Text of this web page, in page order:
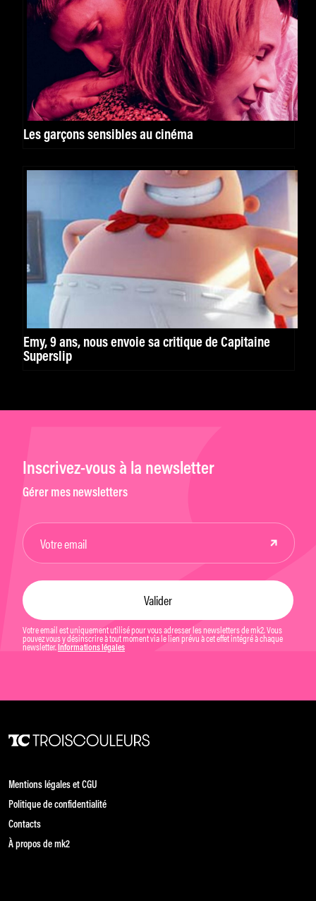
Les garçons sensibles au cinéma
Emy, 9 ans, nous envoie sa critique de Capitaine
Superslip
Inscrivez-vous à la newsletter
Gérer mes newsletters
Votre email est uniquement utilisé pour vous adresser les newsletters de mk2. Vous
pouvez vous y désinscrire à tout moment via le lien prévu à cet effet intégré à chaque
newsletter. Informations légales
Mentions légales et CGU
Politique de confidentialité
Contacts
À propos de mk2